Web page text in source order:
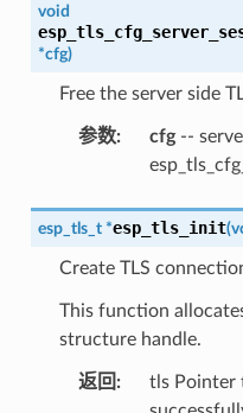
void
*cfg)
Free the server side
参数: cfg--
esp_tls_t *esp_tls_init(
Create TLS
This function
structure handle.
返回 :
tls Pointer